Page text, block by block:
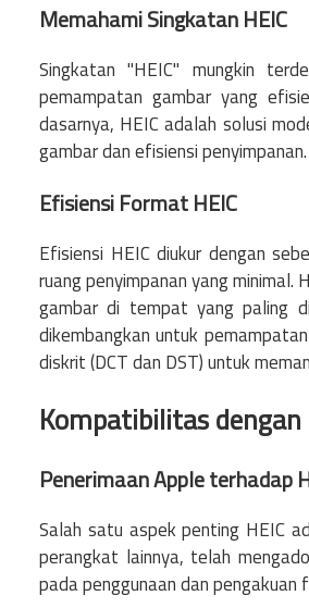
Memahami Singkatan HEIC
Singkatan "HEIC" mungkin
pemampatan gambar yang
dasarnya, HEIC adalah solusi
gambar dan efisiensi penyimpanan.
Efisiensi Format HEIC
Efisiensi HEIC diukur dengan
ruang penyimpanan yang
gambar di tempat yang paling
dikembangkan untuk
diskrit (DCT dan DST) untuk
Kompatibilitas
Penerimaan Apple terhadap
Salah satu aspek penting HEIC
perangkat lainnya, telah
pada penggunaan dan pengakuan